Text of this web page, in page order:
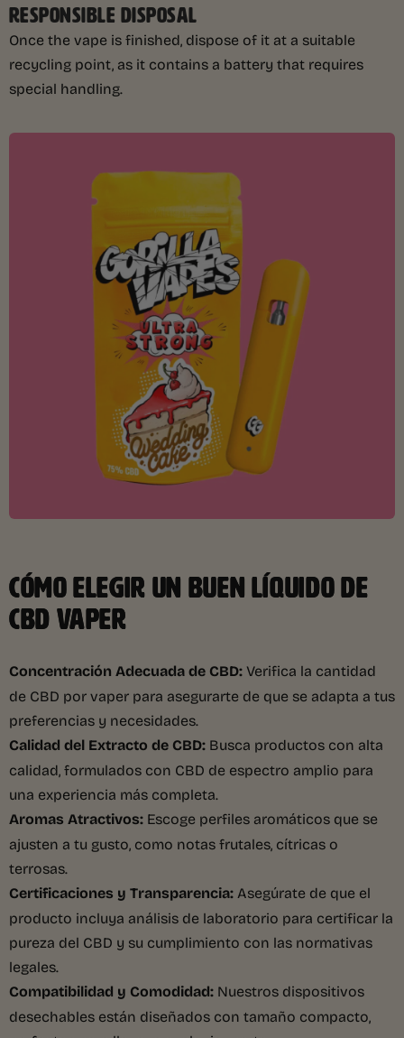
RESPONSIBLE DISPOSAL
Once the vape is finished, dispose of it at a suitable
recycling point, as it contains a battery that requires
special handling.
CÓMO ELEGIR UN BUEN LÍQUIDO DE
CBD VAPER
Concentración Adecuada de CBD:Verifica la cantidad
de CBD por vaper para asegurarte de que se adapta a tus
preferencias y necesidades.
Calidad del Extracto de CBD: Busca productos con alta
calidad, formulados con CBD de espectro amplio para
una experiencia más completa.
Aromas Atractivos: Escoge perfiles aromáticos que se
ajusten a tu gusto, como notas frutales, cítricas o
terrosas.
Certificaciones y Transparencia:Asegúrate de que el
producto incluya análisis de laboratorio para certificar la
pureza del CBD y su cumplimiento con las normativas
legales.
Compatibilidad y Comodidad: Nuestros dispositivos
desechables están diseñados con tamaño compacto,